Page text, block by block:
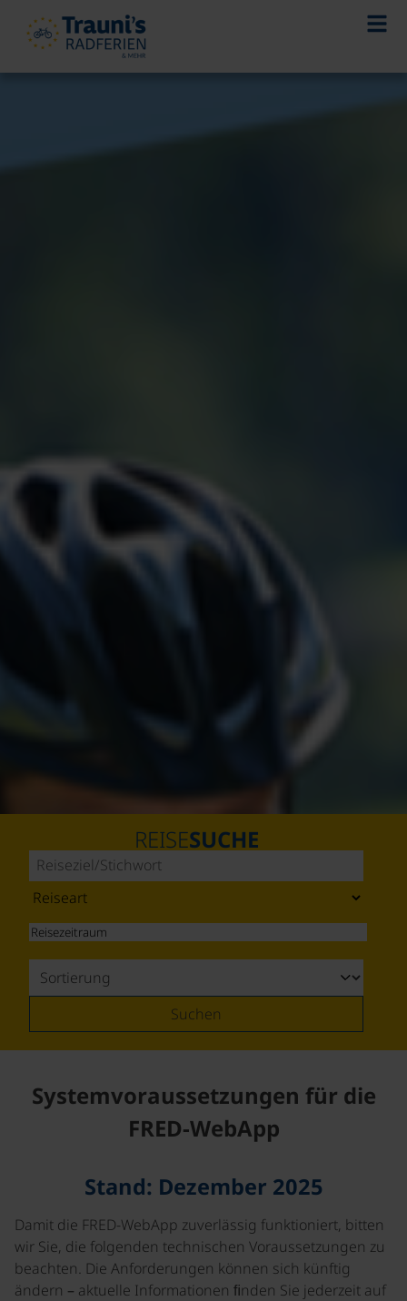
REISESUCHE
Suchen
Systemvoraussetzungen für die
FRED-WebApp
Stand: Dezember 2025
Damit die FRED-WebApp zuverlässig funktioniert, bitten
wir Sie, die folgenden technischen Voraussetzungen zu
beachten. Die Anforderungen können sich künftig
ändern – aktuelle Informationen ﬁnden Sie jederzeit auf